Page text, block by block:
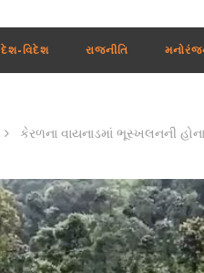
દેશ-વિદેશ રાજનીતિ
કેરળના વાયનાડમાં ભૂસ્ખલનની